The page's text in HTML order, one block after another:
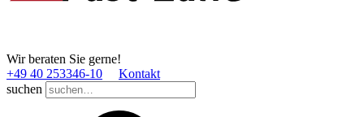
Wir beraten Sie gerne!
+49 40 253346­-10
Kontakt
suchen